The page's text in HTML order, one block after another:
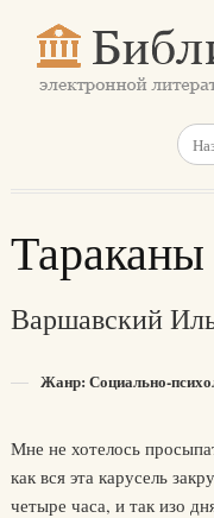
Тараканы
Варшавский
Жанр: Социально-
Мне не хотелось
как вся эта карусель
четыре часа, и так изо